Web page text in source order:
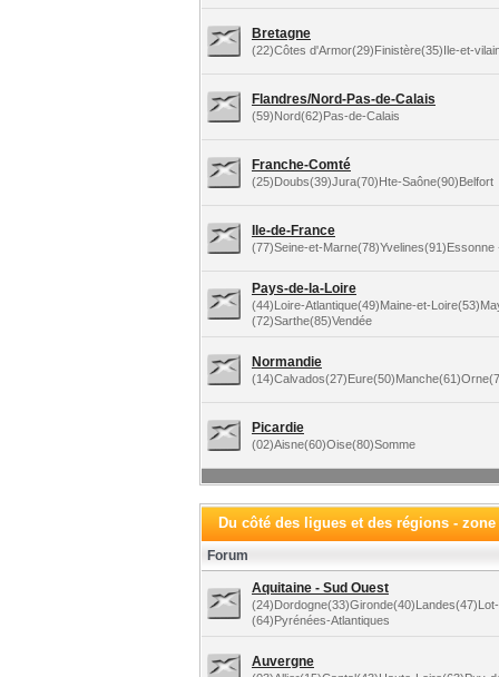
Bretagne
(22)Côtes d'Armor(29)Finistère(35)Ile-et-
Flandres/Nord-Pas-de-Calais
(59)Nord(62)Pas-de-Calais
Franche-Comté
(25)Doubs(39)Jura(70)Hte-Saône(90)Belfort
Ile-de-France
(77)Seine-et-
Pays-de-la-Loire
(44)Loire-Atlantique(49)Maine-et-
(72)Sarthe(85)Vendée
Normandie
Picardie
(02)Aisne(60)Oise(80)Somme
Du côté des ligues et des régions -
Forum
Aquitaine - Sud Ouest
(64)Pyrénées-Atlantiques
Auvergne